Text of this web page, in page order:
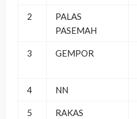
2
PALAS
PASEMAH
3 GEMPOR
4 NN
5 RAKAS